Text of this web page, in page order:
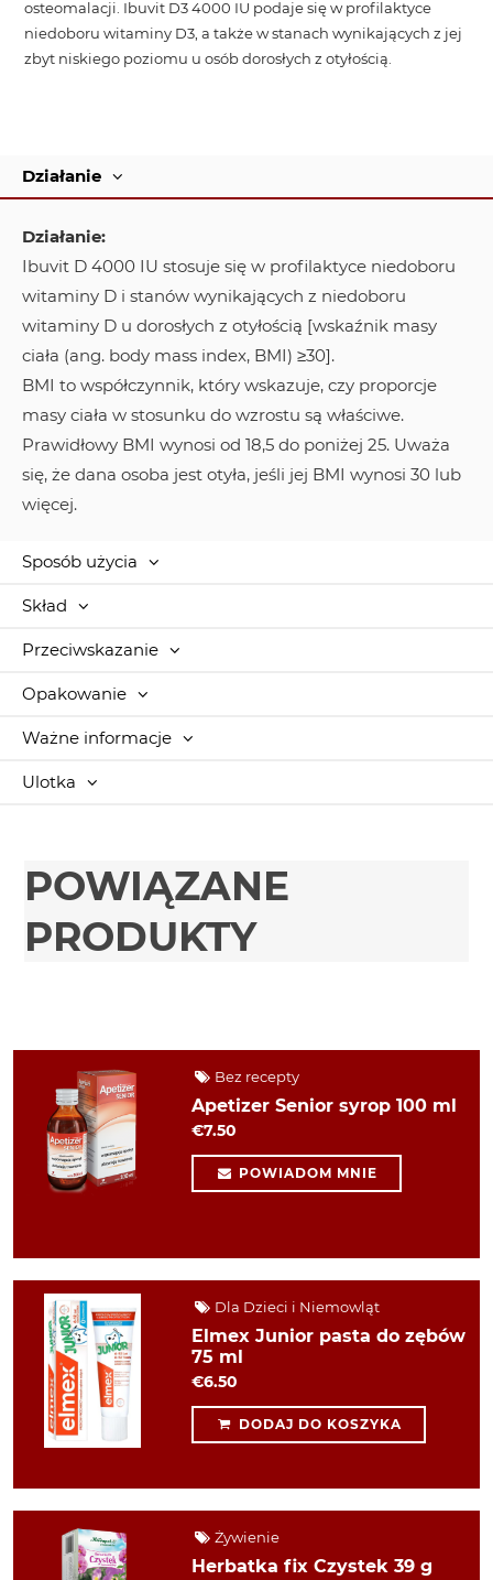
osteomalacji. Ibuvit D3 4000 IU podaje się w profilaktyce
niedoboru witaminy D3, a także w stanach wynikających z jej
zbyt niskiego poziomu u osób dorosłych z otyłością.
Działanie
Działanie:
Ibuvit D 4000 IU stosuje się w profilaktyce niedoboru
witaminy D i stanów wynikających z niedoboru
witaminy D u dorosłych z otyłością [wskaźnik masy
ciała (ang. body mass index, BMI) ≥30].
BMI to współczynnik, który wskazuje, czy proporcje
masy ciała w stosunku do wzrostu są właściwe.
Prawidłowy BMI wynosi od 18,5 do poniżej 25. Uważa
się, że dana osoba jest otyła, jeśli jej BMI wynosi 30 lub
więcej.
Sposób użycia
Skład
Przeciwskazanie
Opakowanie
Ważne informacje
Ulotka
POWIĄZANE
PRODUKTY
Bez recepty
Apetizer Senior syrop 100 ml
€7.50
POWIADOM MNIE
Dla Dzieci i Niemowląt
Elmex Junior pasta do zębów
75 ml
€6.50
DODAJ DO KOSZYKA
Żywienie
Herbatka fix Czystek 39 g